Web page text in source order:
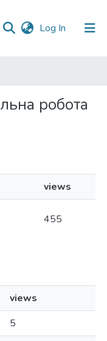
Log In (current)
робота
views
455
views
5